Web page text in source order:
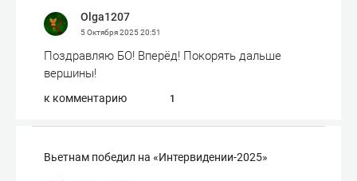
Olga1207
5 Октября 202520:51
Поздравляю БО! Вперёд! Покорять дальше
вершины!
к комментарию 1
Вьетнам победил на «Интервидении-2025»